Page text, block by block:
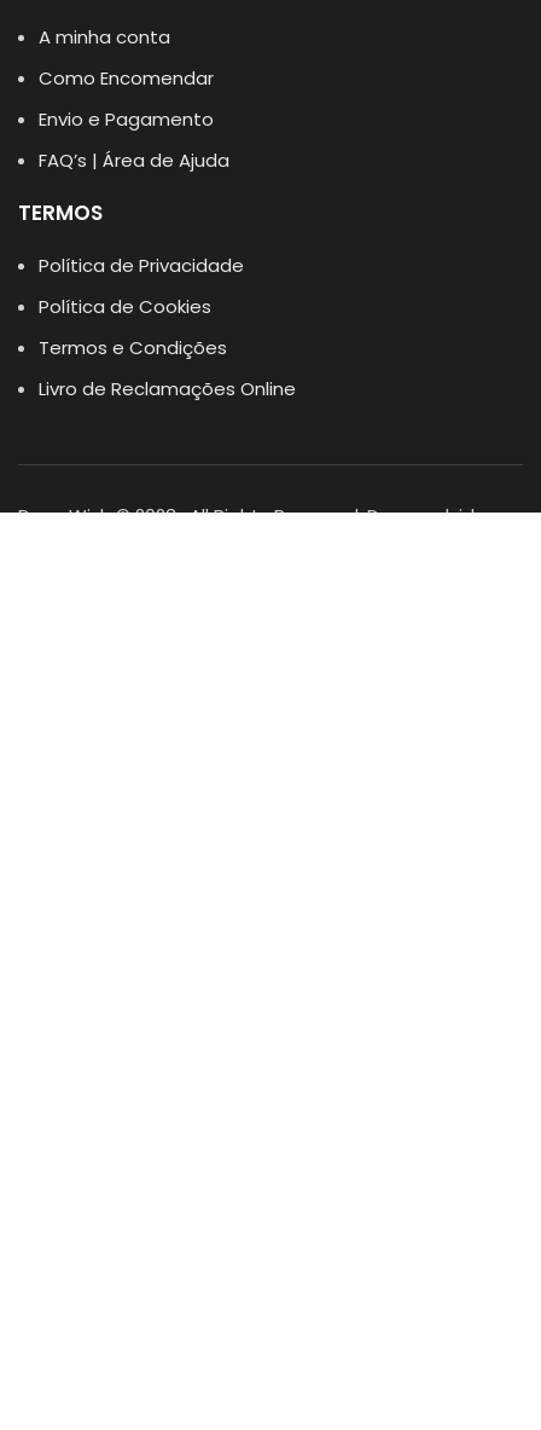
A minha conta
Como Encomendar
Envio e Pagamento
FAQ’s | Área de Ajuda
TERMOS
Política de Privacidade
Política de Cookies
Termos e Condições
Livro de Reclamações Online
Dogs Wish © 2023 . All Rights Reserved. Desenvolvido por